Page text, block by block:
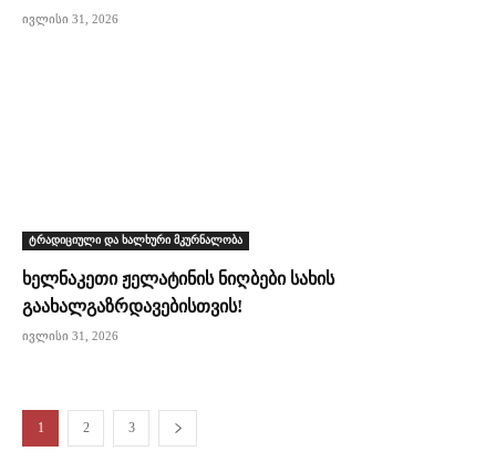
ივლისი 31, 2026
ტრადიციული და ხალხური მკურნალობა
ხელნაკეთი ჟელატინის ნიღბები სახის
გაახალგაზრდავებისთვის!
ივლისი 31, 2026
1 2 3